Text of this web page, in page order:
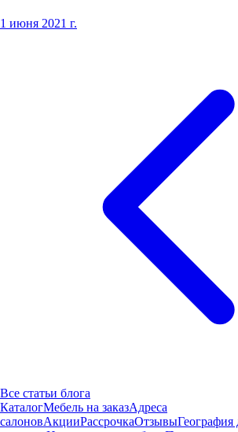
1 июня 2021 г.
Все статьи блога
КаталогМебель на заказАдреса
салоновАкцииРассрочкаОтзывыГеография